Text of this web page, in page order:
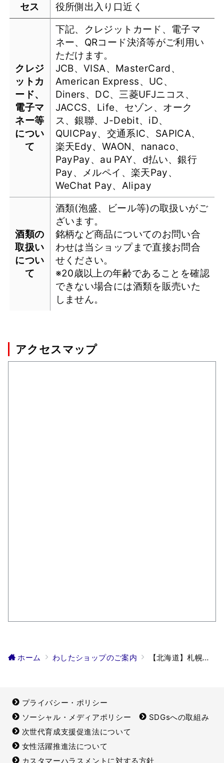
セス
役所側出入り口近く
クレジ
ットカ
ード、
電子マ
ネー等
につい
て
下記、クレジットカード、電子マ
ネー、QRコード決済等がご利用い
ただけます。
JCB、VISA、MasterCard、
American Express、UC、
Diners、DC、三菱UFJニコス、
JACCS、Life、セゾン、オーク
ス、銀聯、J-Debit、iD、
QUICPay、交通系IC、SAPICA、
楽天Edy、WAON、nanaco、
PayPay、au PAY、d払い、銀行
Pay、メルペイ、楽天Pay、
WeChat Pay、Alipay
酒類の
取扱い
につい
て
酒類(泡盛、ビール等)の取扱いがご
ざいます。
銘柄など商品についてのお問い合
わせは当ショップまで直接お問合
せください。
※20歳以上の年齢であることを確認
できない場合には酒類を販売いた
しません。
アクセスマップ
ホーム わしたショップのご案内 【北海道】札幌わしたショップ
プライバシー・ポリシー
ソーシャル・メディアポリシー
SDGsへの取組み
次世代育成支援促進法について
女性活躍推進法について
カスタマーハラスメントに対する方針